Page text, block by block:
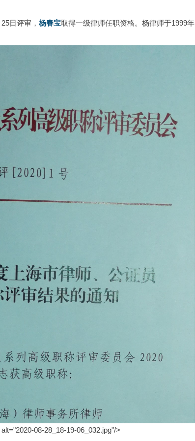
日评审， 杨春宝取得一级律师任职资格。杨律师于1999年
08-28_18-19-06_032.jpg"/>